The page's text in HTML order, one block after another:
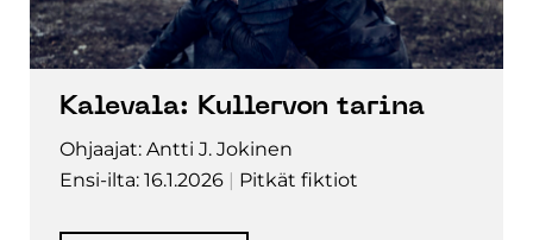
Kalevala: Kullervon tarina
Ohjaajat: Antti J. Jokinen
Ensi-ilta: 16.1.2026
Pitkät fiktiot